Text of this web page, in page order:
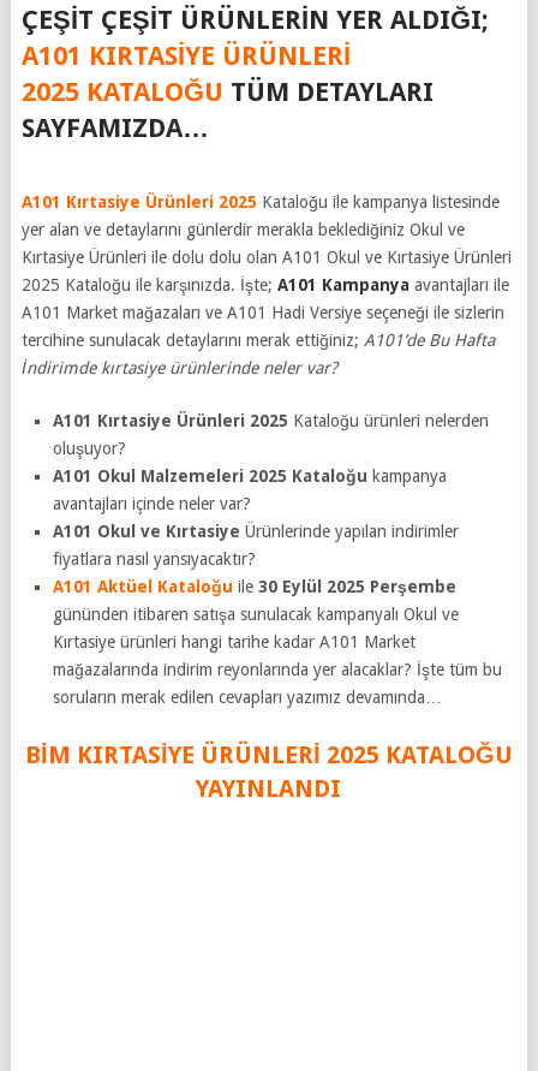
ÇEŞIT ÇEŞIT ÜRÜNLERIN YER ALDIĞI;
A101 KIRTASIYE ÜRÜNLERI
2025KATALOĞU TÜM DETAYLARI
SAYFAMIZDA…
A101 Kırtasiye Ürünleri 2025 Kataloğu ile kampanya listesinde
yer alan ve detaylarını günlerdir merakla beklediğiniz Okul ve
Kırtasiye Ürünleri ile dolu dolu olan A101 Okul ve Kırtasiye Ürünleri
2025 Kataloğu ile karşınızda. İşte; A101 Kampanyaavantajları ile
A101 Market mağazaları ve A101 Hadi Versiye seçeneği ile sizlerin
tercihine sunulacak detaylarını merak ettiğiniz; A101’de Bu Hafta
İndirimde kırtasiye ürünlerinde neler var?
A101 Kırtasiye Ürünleri 2025 Kataloğu ürünleri nelerden
oluşuyor?
A101 Okul Malzemeleri 2025 Kataloğu kampanya
avantajları içinde neler var?
A101 Okul ve KırtasiyeÜrünlerinde yapılan indirimler
fiyatlara nasıl yansıyacaktır?
A101 Aktüel Kataloğu ile30 Eylül 2025 Perşembe
gününden itibaren satışa sunulacak kampanyalı Okul ve
Kırtasiye ürünleri hangi tarihe kadar A101 Market
mağazalarında indirim reyonlarında yer alacaklar? İşte tüm bu
soruların merak edilen cevapları yazımız devamında…
BİM KIRTASİYE ÜRÜNLERİ 2025 KATALOĞU
YAYINLANDI